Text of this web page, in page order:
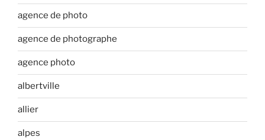
agence de photo
agence de photographe
agence photo
albertville
allier
alpes